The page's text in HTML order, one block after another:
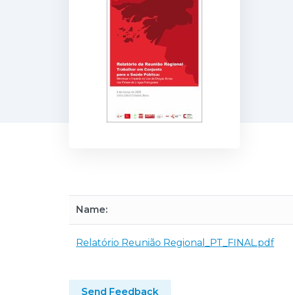
Name:
Relatório Reunião Regional_PT_FINAL.pdf
Send Feedback